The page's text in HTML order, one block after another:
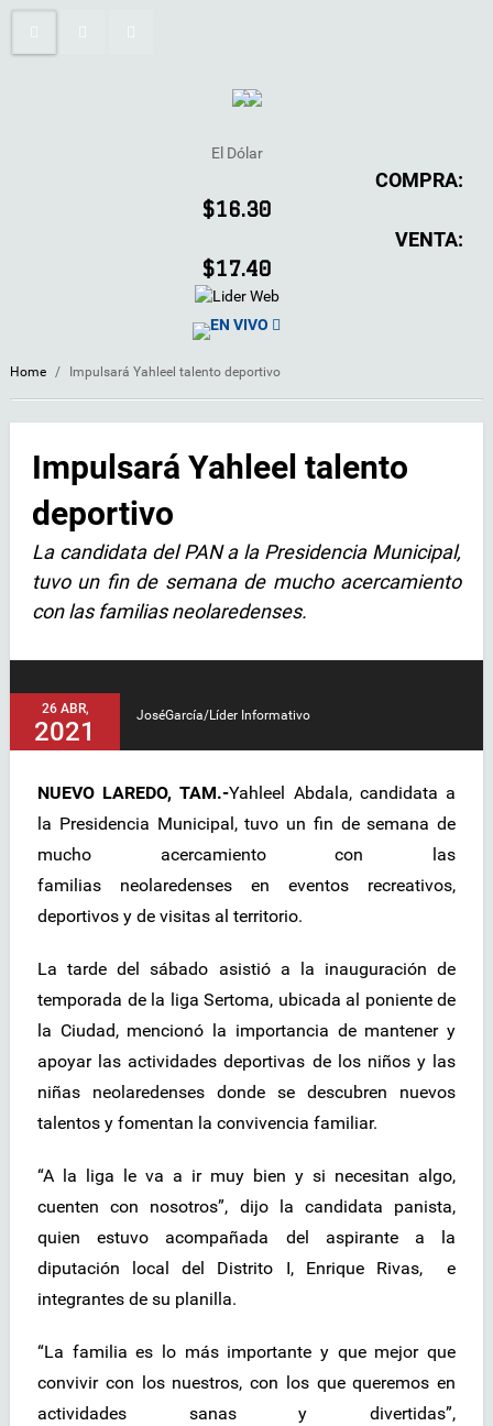
El Dólar
COMPRA:
$16.30
VENTA:
$17.40
EN VIVO
Home / Impulsará Yahleel talento deportivo
Impulsará Yahleel talento
deportivo
La candidata del PAN a la Presidencia Municipal,
tuvo un fin de semana de mucho acercamiento
con las familias neolaredenses.
26 ABR,
2021
JoséGarcía/Líder Informativo
NUEVO LAREDO, TAM.-Yahleel Abdala, candidata a
la Presidencia Municipal, tuvo un fin de semana de
mucho acercamiento con las
familias neolaredenses en eventos recreativos,
deportivos y de visitas al territorio.
La tarde del sábado asistió a la inauguración de
temporada de la liga Sertoma, ubicada al poniente de
la Ciudad, mencionó la importancia de mantener y
apoyar las actividades deportivas de los niños y las
niñas neolaredenses donde se descubren nuevos
talentos y fomentan la convivencia familiar.
“A la liga le va a ir muy bien y si necesitan algo,
cuenten con nosotros”, dijo la candidata panista,
quien estuvo acompañada del aspirante a la
diputación local del Distrito I, Enrique Rivas, e
integrantes de su planilla.
“La familia es lo más importante y que mejor que
convivir con los nuestros, con los que queremos en
actividades sanas y divertidas”,